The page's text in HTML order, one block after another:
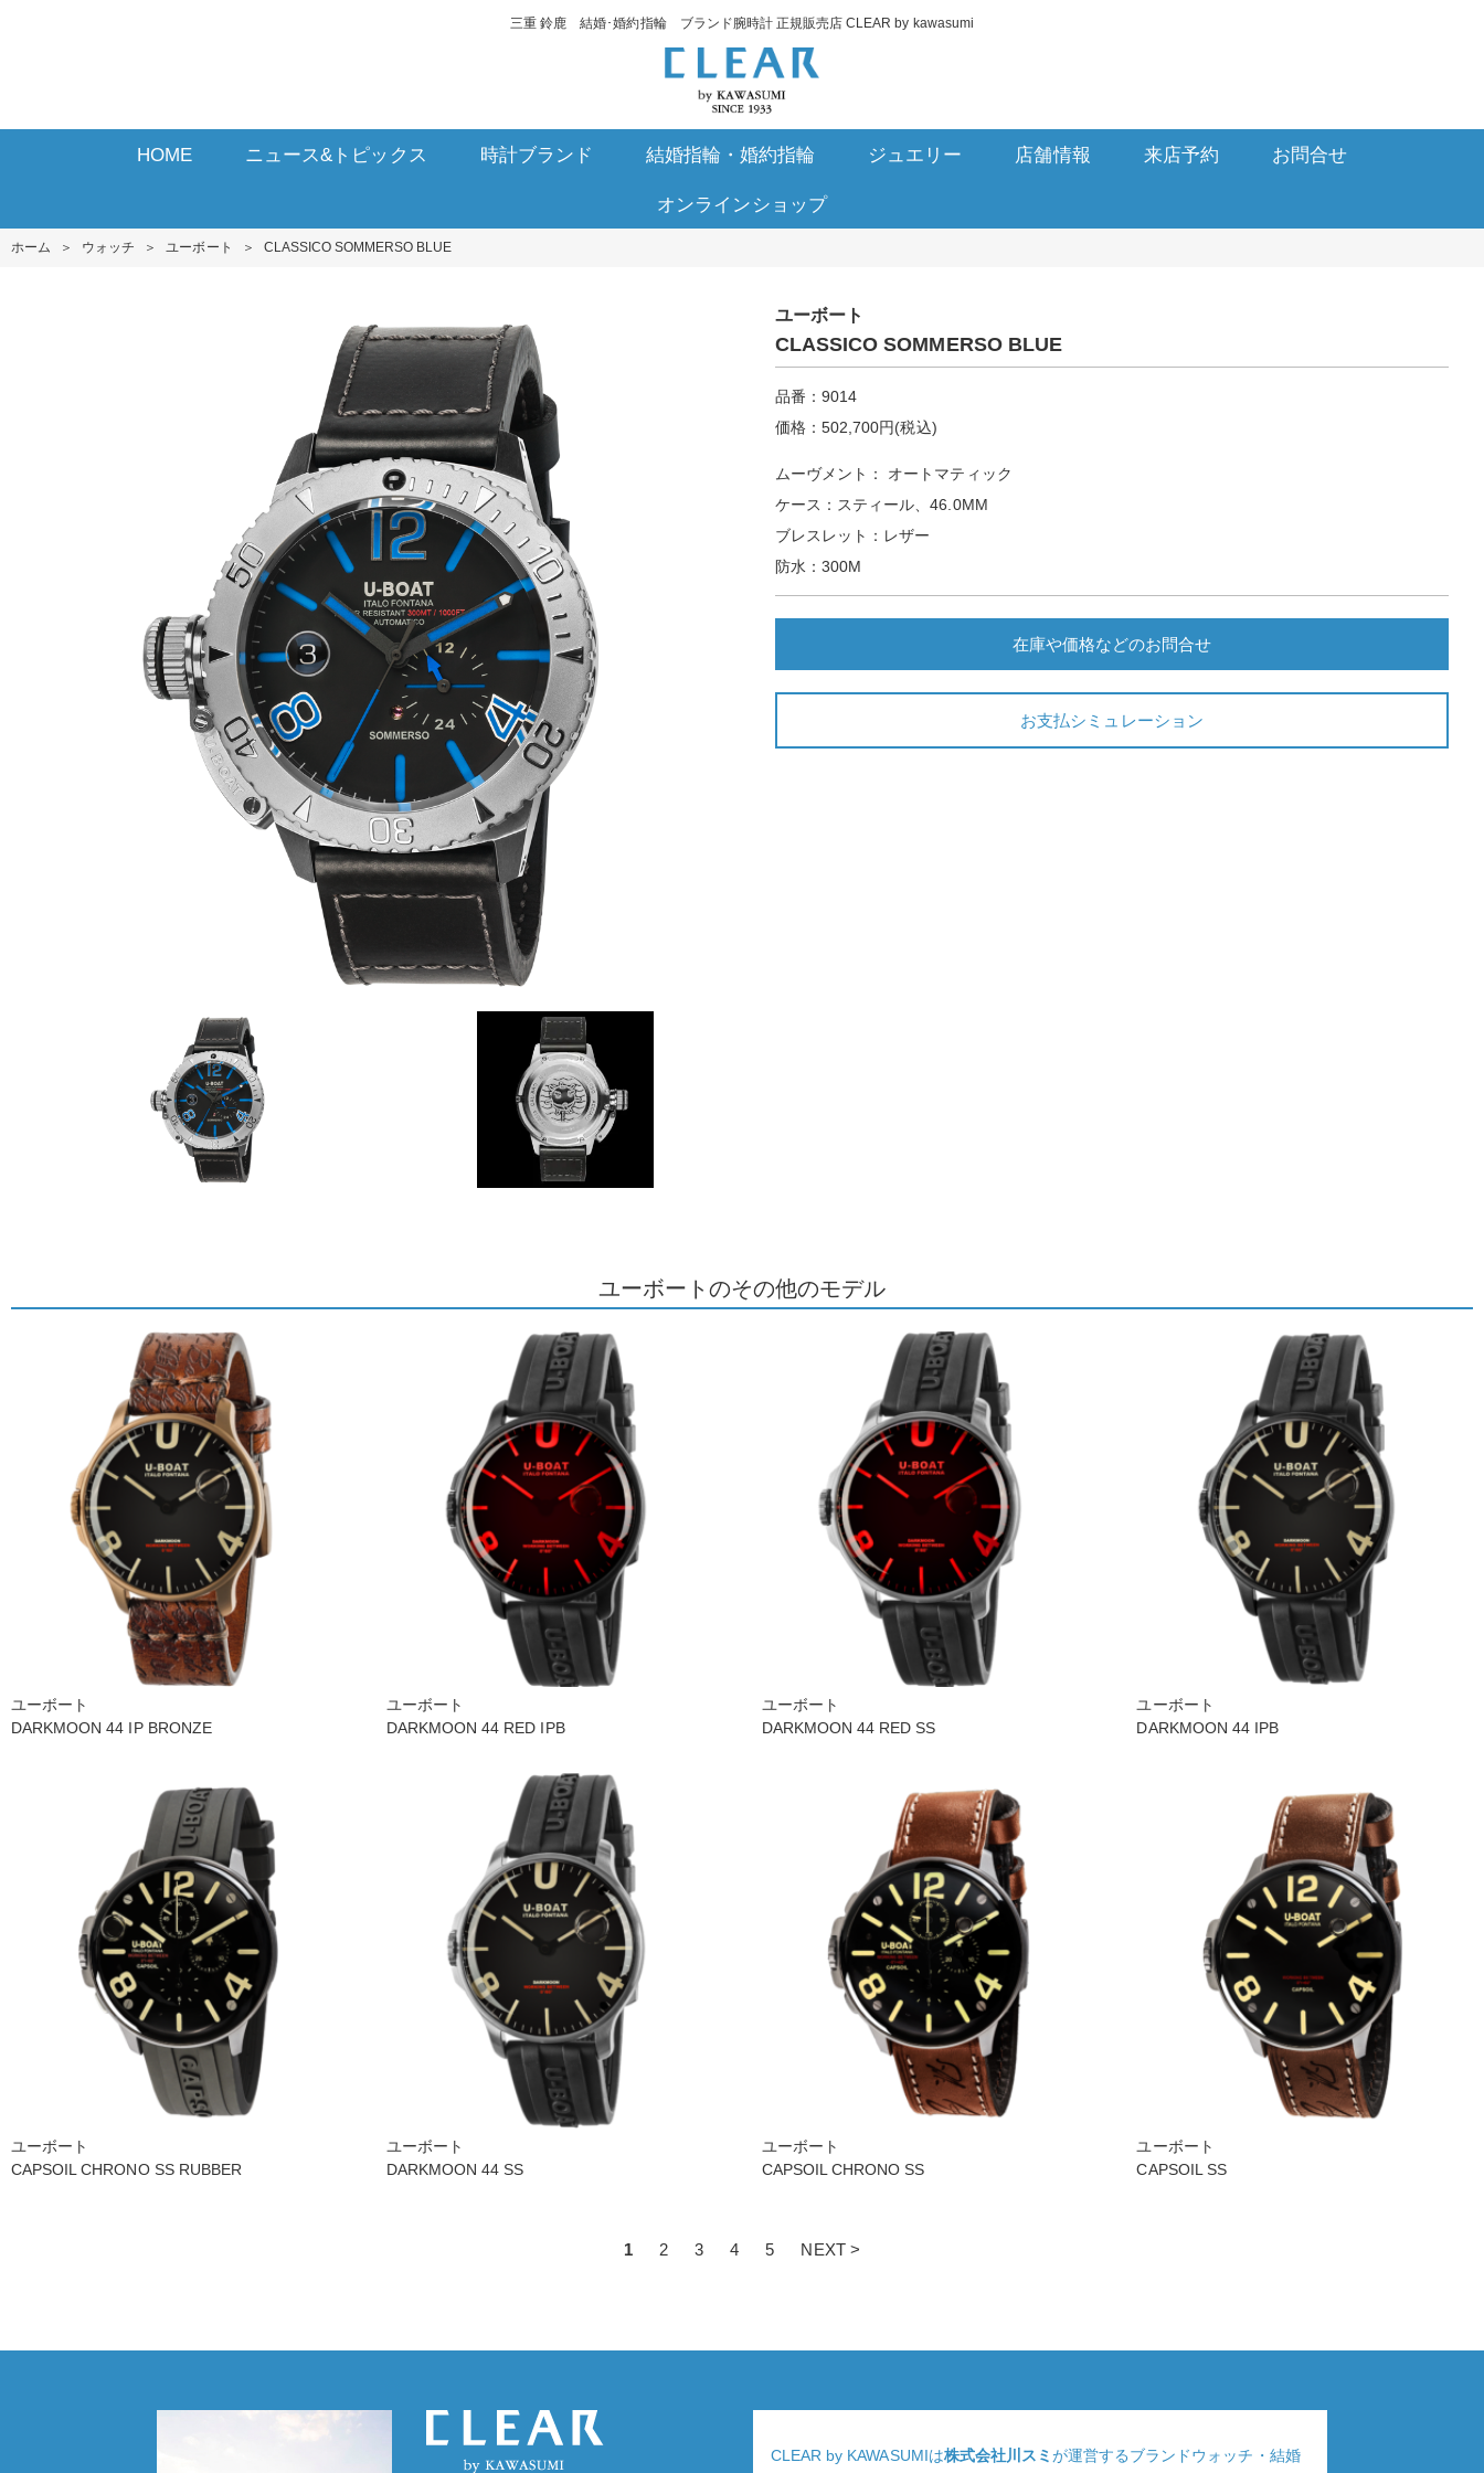
三重 鈴鹿 結婚･婚約指輪 ブランド腕時計 正規販売店 CLEAR by kawasumi
HOME ニュース&トピックス 時計ブランド 結婚指輪・婚約指輪 ジュエリー 店舗情報 来店予約 お問合せ
オンラインショップ
ホーム ＞ ウォッチ ＞ ユーボート ＞ CLASSICO SOMMERSO BLUE
ユーボート
CLASSICO SOMMERSO BLUE
品番：9014
価格：502,700円(税込)
ムーヴメント： オートマティック
ケース：スティール、46.0MM
ブレスレット：レザー
防水：300M
在庫や価格などのお問合せ
お支払シミュレーション
ユーボートのその他のモデル
ユーボート
DARKMOON 44 IP BRONZE
ユーボート
DARKMOON 44 RED IPB
ユーボート
DARKMOON 44 RED SS
ユーボート
DARKMOON 44 IPB
ユーボート
CAPSOIL CHRONO SS RUBBER
ユーボート
DARKMOON 44 SS
ユーボート
CAPSOIL CHRONO SS
ユーボート
CAPSOIL SS
1 2 3 4 5 NEXT >
CLEAR by KAWASUMIは株式会社川スミが運営するブランドウォッチ・結婚